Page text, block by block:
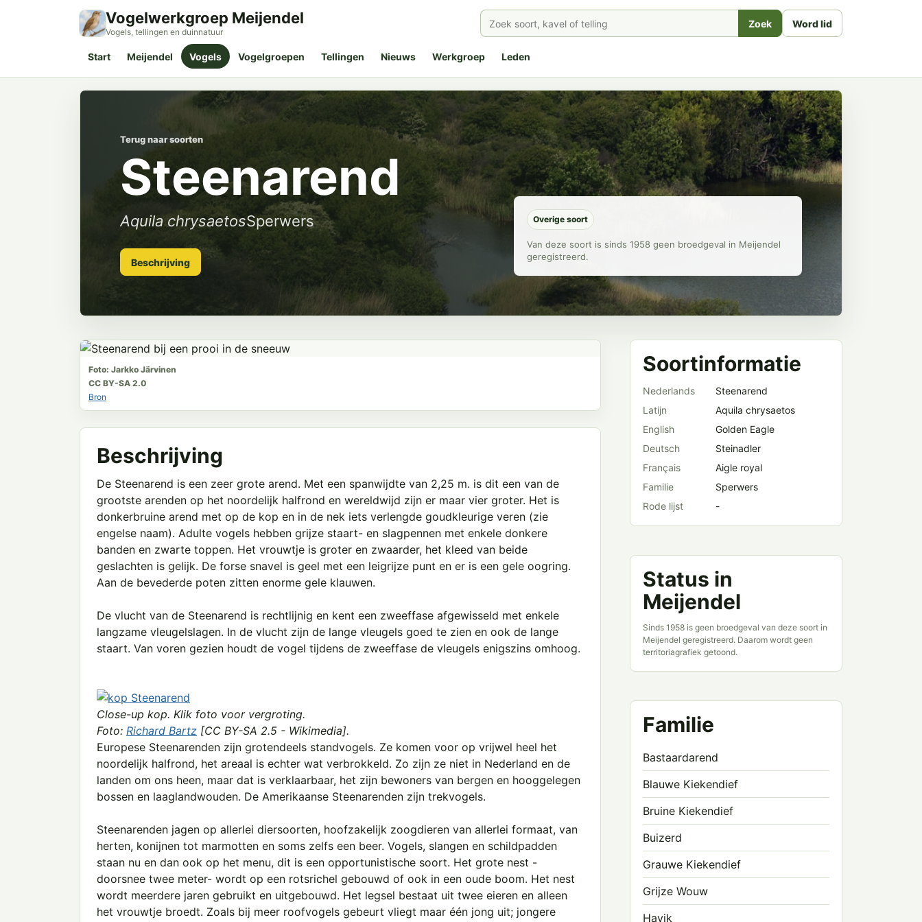
Vogelwerkgroep Meijendel
Vogels, tellingen en duinnatuur
Zoek Word lid
Start Meijendel Vogels Vogelgroepen Tellingen Nieuws Werkgroep Leden
Terug naar soorten
Steenarend
Aquila chrysaetosSperwers
Beschrijving
Overige soort
Van deze soort is sinds 1958 geen broedgeval in Meijendel
geregistreerd.
Foto: Jarkko Järvinen
CC BY-SA 2.0
Bron
Beschrijving
De Steenarend is een zeer grote arend. Met een spanwijdte van 2,25 m. is dit een van de
grootste arenden op het noordelijk halfrond en wereldwijd zijn er maar vier groter. Het is
donkerbruine arend met op de kop en in de nek iets verlengde goudkleurige veren (zie
engelse naam). Adulte vogels hebben grijze staart- en slagpennen met enkele donkere
banden en zwarte toppen. Het vrouwtje is groter en zwaarder, het kleed van beide
geslachten is gelijk. De forse snavel is geel met een leigrijze punt en er is een gele oogring.
Aan de bevederde poten zitten enorme gele klauwen.
De vlucht van de Steenarend is rechtlijnig en kent een zweeffase afgewisseld met enkele
langzame vleugelslagen. In de vlucht zijn de lange vleugels goed te zien en ook de lange
staart. Van voren gezien houdt de vogel tijdens de zweeffase de vleugels enigszins omhoog.
Close-up kop. Klik foto voor vergroting.
Foto: Richard Bartz [CC BY-SA 2.5 - Wikimedia].
Europese Steenarenden zijn grotendeels standvogels. Ze komen voor op vrijwel heel het
noordelijk halfrond, het areaal is echter wat verbrokkeld. Zo zijn ze niet in Nederland en de
landen om ons heen, maar dat is verklaarbaar, het zijn bewoners van bergen en hooggelegen
bossen en laaglandwouden. De Amerikaanse Steenarenden zijn trekvogels.
Steenarenden jagen op allerlei diersoorten, hoofzakelijk zoogdieren van allerlei formaat, van
herten, konijnen tot marmotten en soms zelfs een beer. Vogels, slangen en schildpadden
staan nu en dan ook op het menu, dit is een opportunistische soort. Het grote nest -
doorsnee twee meter- wordt op een rotsrichel gebouwd of ook in een oude boom. Het nest
wordt meerdere jaren gebruikt en uitgebouwd. Het legsel bestaat uit twee eieren en alleen
het vrouwtje broedt. Zoals bij meer roofvogels gebeurt vliegt maar één jong uit; jongere
Soortinformatie
Nederlands
Steenarend
Latijn
Aquila chrysaetos
English
Golden Eagle
Deutsch
Steinadler
Français
Aigle royal
Familie
Sperwers
Rode lijst
-
Status in
Meijendel
Sinds 1958 is geen broedgeval van deze soort in
Meijendel geregistreerd. Daarom wordt geen
territoriagrafiek getoond.
Familie
Bastaardarend
Blauwe Kiekendief
Bruine Kiekendief
Buizerd
Grauwe Kiekendief
Grijze Wouw
Havik